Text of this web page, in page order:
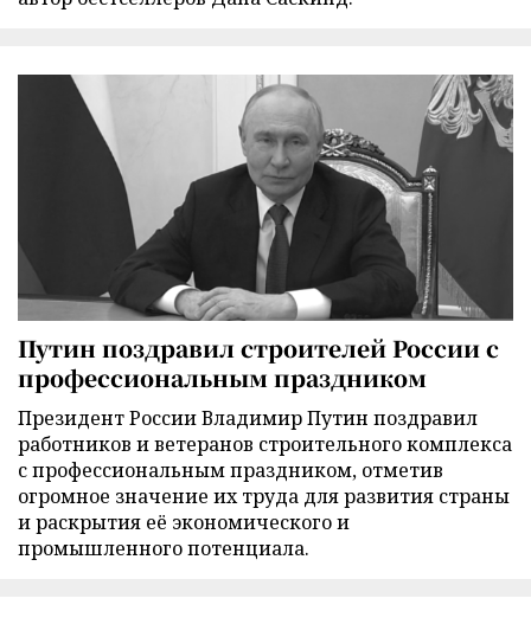
Путин поздравил строителей России с
профессиональным праздником
Президент России Владимир Путин поздравил
работников и ветеранов строительного комплекса
с профессиональным праздником, отметив
огромное значение их труда для развития страны
и раскрытия её экономического и
промышленного потенциала.